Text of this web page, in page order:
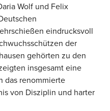
Wolf und Felix
eindrucksvoll
der
gehörten zu den
insgesamt eine
das renommierte
von Disziplin und harter